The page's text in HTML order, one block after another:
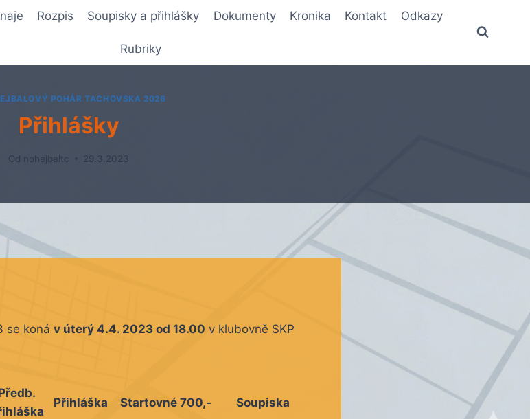
Rozpis Soupisky a přihlášky Dokumenty Kronika Kontakt Odkazy
Rubriky
POHÁR TACHOVSKA 2026
Přihlášky
Od nohejbaltc 29.3.2023
se koná v úterý 4.4. 2023 od 18.00 v klubovně SKP
Přihláška Startovné 700,- Soupiska